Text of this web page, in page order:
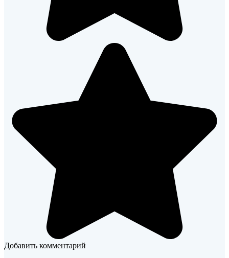
Добавить комментарий